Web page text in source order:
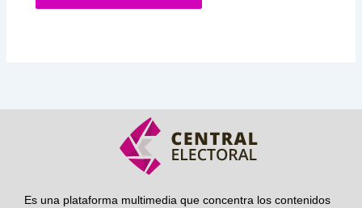
Es una plataforma multimedia que concentra los contenidos